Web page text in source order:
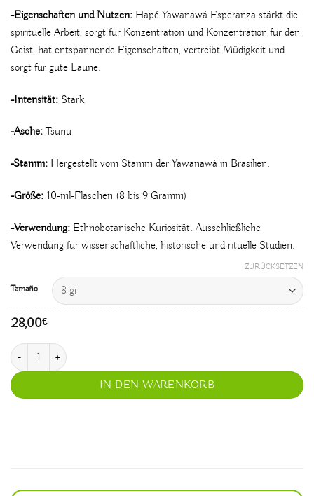
-Eigenschaften und Nutzen: Hapé Yawanawá Esperanza stärkt die
spirituelle Arbeit, sorgt für Konzentration und Konzentration für den
Geist, hat entspannende Eigenschaften, vertreibt Müdigkeit und
sorgt für gute Laune.
-Intensität: Stark
-Asche:Tsunu
-Stamm: Hergestellt vom Stamm der Yawanawá in Brasilien.
-Größe: 10-ml-Flaschen (8 bis 9 Gramm)
-Verwendung: Ethnobotanische Kuriosität. Ausschließliche
Verwendung für wissenschaftliche, historische und rituelle Studien.
Tamaño
ZURÜCKSETZEN
28,00€
Esperança Menge
IN DEN WARENKORB